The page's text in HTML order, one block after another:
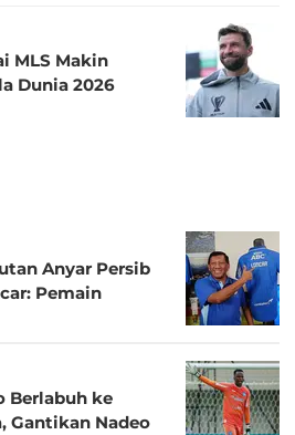
MLS Makin
Dunia 2026
Anyar Persib
Pemain
Berlabuh ke
Gantikan Nadeo